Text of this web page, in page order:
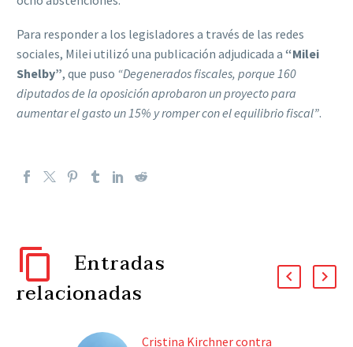
Para responder a los legisladores a través de las redes
sociales, Milei utilizó una publicación adjudicada a “Milei
Shelby”, que puso “Degenerados fiscales, porque 160
diputados de la oposición aprobaron un proyecto para
aumentar el gasto un 15% y romper con el equilibrio fiscal”.
Entradas
relacionadas
Cristina Kirchner contra